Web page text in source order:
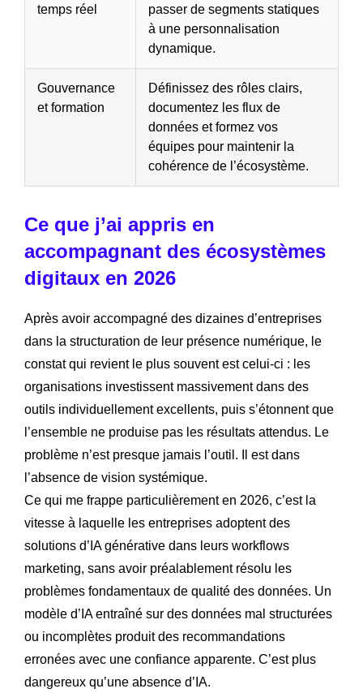
temps réel
passer de segments statiques
à une personnalisation
dynamique.
Gouvernance
et formation
Définissez des rôles clairs,
documentez les flux de
données et formez vos
équipes pour maintenir la
cohérence de l’écosystème.
Ce que j’ai appris en
accompagnant des écosystèmes
digitaux en 2026
Après avoir accompagné des dizaines d’entreprises
dans la structuration de leur présence numérique, le
constat qui revient le plus souvent est celui-ci : les
organisations investissent massivement dans des
outils individuellement excellents, puis s’étonnent que
l’ensemble ne produise pas les résultats attendus. Le
problème n’est presque jamais l’outil. Il est dans
l’absence de vision systémique.
Ce qui me frappe particulièrement en 2026, c’est la
vitesse à laquelle les entreprises adoptent des
solutions d’IA générative dans leurs workflows
marketing, sans avoir préalablement résolu les
problèmes fondamentaux de qualité des données. Un
modèle d’IA entraîné sur des données mal structurées
ou incomplètes produit des recommandations
erronées avec une confiance apparente. C’est plus
dangereux qu’une absence d’IA.